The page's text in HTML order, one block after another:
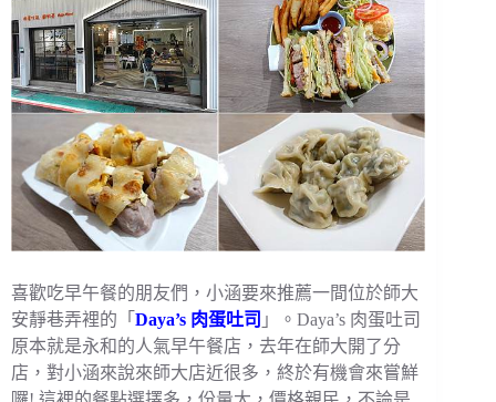
喜歡吃早午餐的朋友們，小涵要來推薦一間位於師大
安靜巷弄裡的「 Daya’s 肉蛋吐司 」。Daya’s 肉蛋吐司
原本就是永和的人氣早午餐店，去年在師大開了分
店，對小涵來說來師大店近很多，終於有機會來嘗鮮